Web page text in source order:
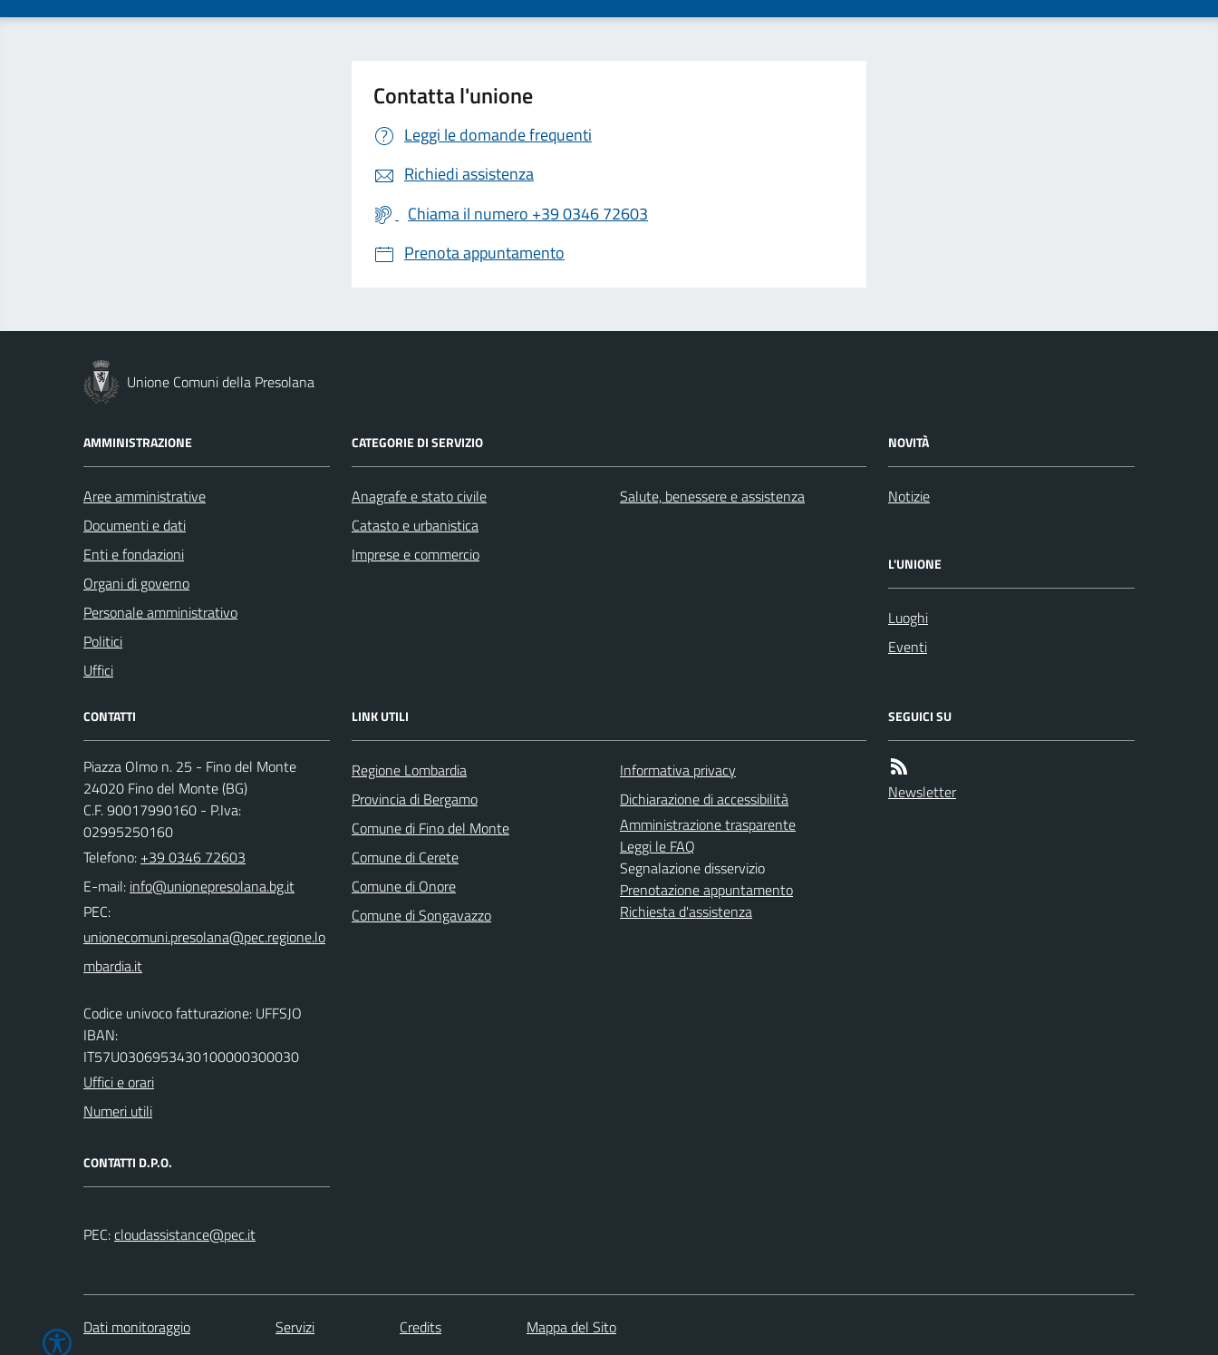
Contatta l'unione
Leggi le domande frequenti
Richiedi assistenza
Chiama il numero +39 0346 72603
Prenota appuntamento
Unione Comuni della Presolana
AMMINISTRAZIONE
Aree amministrative
Documenti e dati
Enti e fondazioni
Organi di governo
Personale amministrativo
Politici
Uffici
CATEGORIE DI SERVIZIO
Anagrafe e stato civile
Catasto e urbanistica
Imprese e commercio
Salute, benessere e assistenza
NOVITÀ
Notizie
L'UNIONE
Luoghi
Eventi
CONTATTI
Piazza Olmo n. 25 - Fino del Monte
24020 Fino del Monte (BG)
C.F. 90017990160 - P.Iva:
02995250160
Telefono: +39 0346 72603
E-mail:
PEC:
Codice univoco fatturazione: UFFSJO
IBAN:
IT57U0306953430100000300030
Uffici e orari
Numeri utili
CONTATTI D.P.O.
PEC:
LINK UTILI
Regione Lombardia
Provincia di Bergamo
Comune di Fino del Monte
Comune di Cerete
Comune di Onore
Comune di Songavazzo
Informativa privacy
Dichiarazione di accessibilità
Amministrazione trasparente
Leggi le FAQ
Segnalazione disservizio
Prenotazione appuntamento
Richiesta d'assistenza
SEGUICI SU
Newsletter
Dati monitoraggio Servizi Credits Mappa del Sito